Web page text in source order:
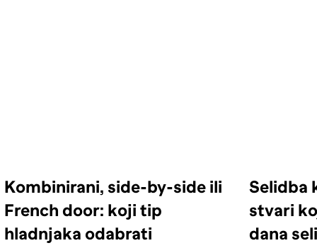
Kombinirani, side-by-side ili
French door: koji tip
hladnjaka odabrati
Selidba
stvari
dana